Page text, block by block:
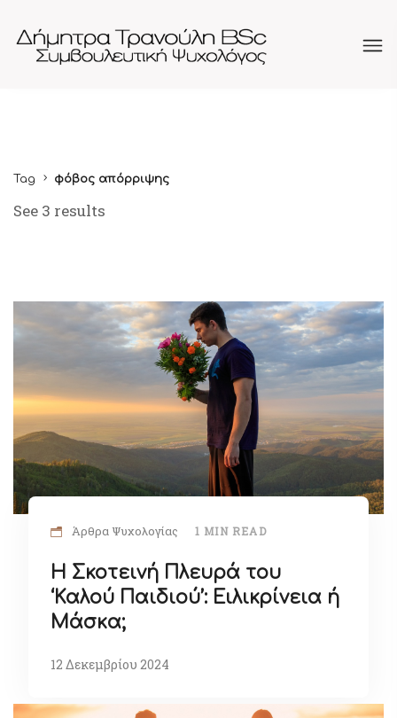
Tag φόβος απόρριψης
See 3 results
Άρθρα Ψυχολογίας 1 MIN READ
Η Σκοτεινή Πλευρά του
‘Καλού Παιδιού’: Ειλικρίνεια ή
Μάσκα;
12 Δεκεμβρίου 2024